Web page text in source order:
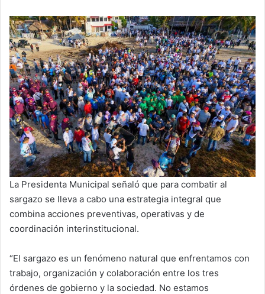
La Presidenta Municipal señaló que para combatir al
sargazo se lleva a cabo una estrategia integral que
combina acciones preventivas, operativas y de
coordinación interinstitucional.
“El sargazo es un fenómeno natural que enfrentamos con
trabajo, organización y colaboración entre los tres
órdenes de gobierno y la sociedad. No estamos